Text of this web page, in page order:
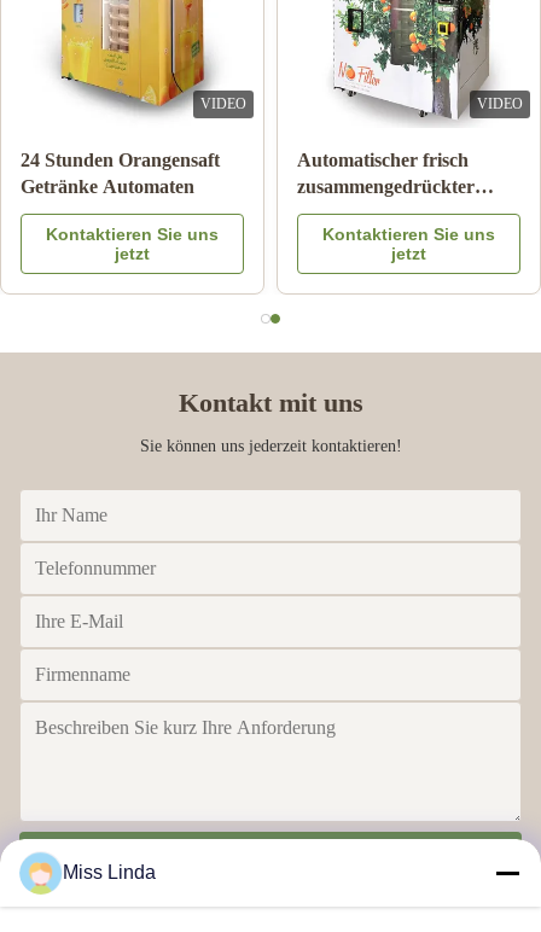
VIDEO
24 Stunden Orangensaft
Getränke Automaten
Kontaktieren Sie uns
jetzt
VIDEO
Automatischer frisch
zusammengedrückter
Orangensaft-Automat für
Werbung
Kontaktieren Sie uns
jetzt
Kontakt mit uns
Sie können uns jederzeit kontaktieren!
Miss Linda